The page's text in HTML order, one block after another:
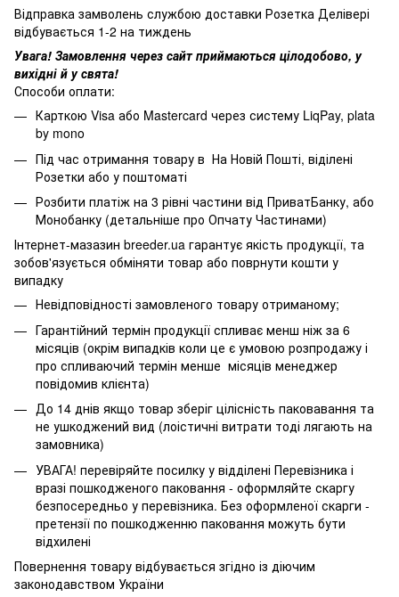
Відправка замволень службою доставки Розетка Делівері
відбувається 1-2 на тиждень
Увага! Замовлення через сайт приймаються цілодобово, у
вихідні й у свята!
Способи оплати:
Карткою Visa або Mastercard через систему LiqPay, plata
by mono
Під час отримання товару в На Новій Пошті, віділені
Розетки або у поштоматі
Розбити платіж на 3 рівні частини від ПриватБанку, або
Монобанку (детальніше про Опчату Частинами)
Інтернет-мазазин breeder.ua гарантує якість продукції, та
зобов'язується обміняти товар або поврнути кошти у
випадку
Невідповідності замовленого товару отриманому;
Гарантійний термін продукції спливає менш ніж за 6
місяців (окрім випадків коли це є умовою розпродажу і
про спливаючий термін менше місяців менеджер
повідомив клієнта)
До 14 днів якщо товар зберіг цілісність паковавання та
не ушкоджений вид (лоістичні витрати тоді лягають на
замовника)
УВАГА! перевіряйте посилку у відділені Перевізника і
вразі пошкодженого паковання - оформляйте скаргу
безпосередньо у перевізника. Без оформленої скарги -
претензії по пошкодженню паковання можуть бути
відхилені
Повернення товару відбувається згідно із діючим
законодавством України